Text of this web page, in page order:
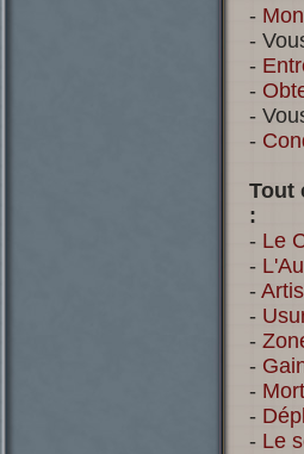
-
-
-
-
-
-
Tout
:
- Le
-
-
-
-
-
-
-
- Le